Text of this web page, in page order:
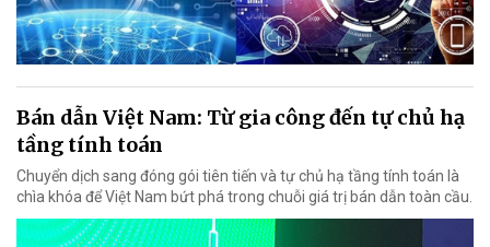
Bán dẫn Việt Nam: Từ gia công đến tự chủ hạ
tầng tính toán
Chuyển dịch sang đóng gói tiên tiến và tự chủ hạ tầng tính toán là
chìa khóa để Việt Nam bứt phá trong chuỗi giá trị bán dẫn toàn cầu.